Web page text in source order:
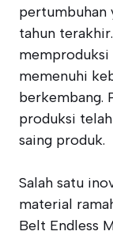
pertumbuhan
tahun
memenuhi
berkembang.
produksi
saing produk.
Salah satu
material
Belt Endless